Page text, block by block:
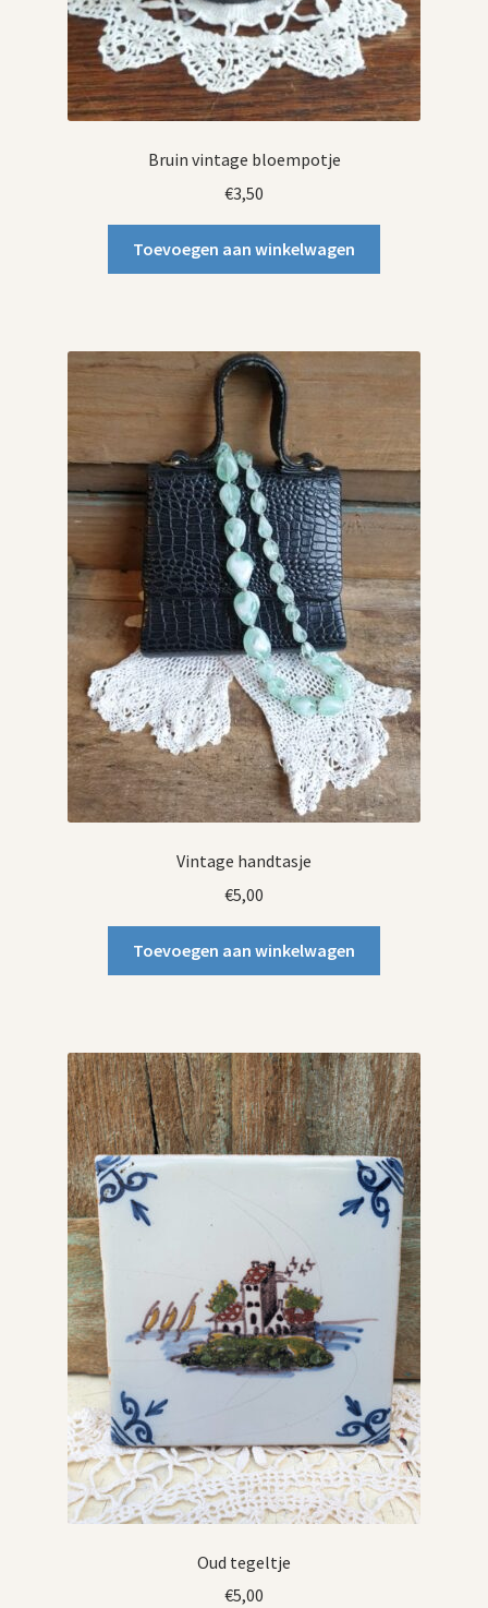
Bruin vintage bloempotje
€3,50
Toevoegen aan winkelwagen
Vintage handtasje
€5,00
Toevoegen aan winkelwagen
Oud tegeltje
€5,00